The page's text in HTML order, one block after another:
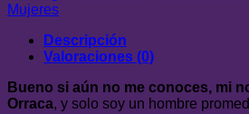
Andres
Orraca
cantidad
Mujeres
Descripción
Valoraciones (0)
Bueno si aún no me conoces, mi
Orraca, y solo soy un hombre